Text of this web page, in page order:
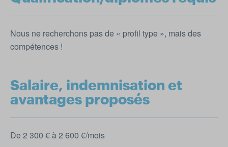
Nous ne recherchons pas de « profil type », mais des
compétences !
Salaire, indemnisation et
avantages proposés
De 2 300 € à 2 600 €/mois